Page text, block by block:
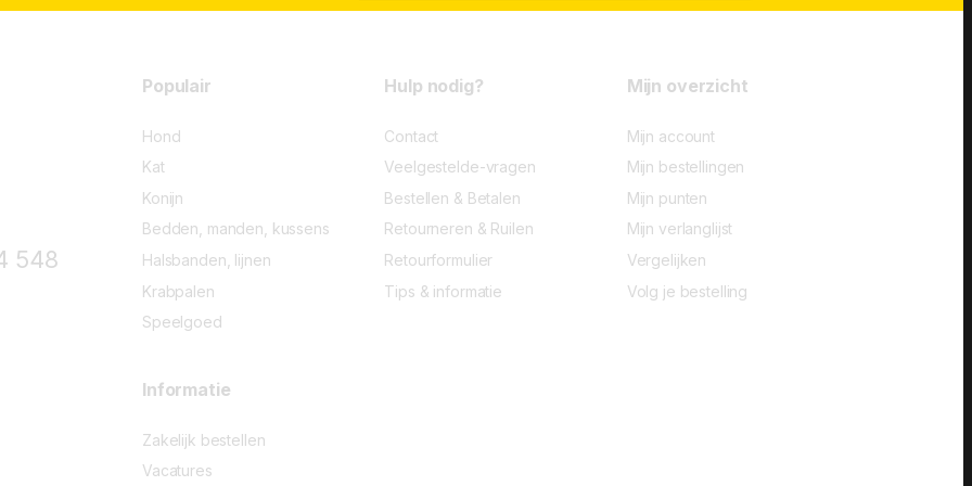
o
548
Populair
Hond
Kat
Konijn
Bedden, manden, kussens
Halsbanden, lijnen
Krabpalen
Speelgoed
Hulp nodig?
Contact
Veelgestelde-vragen
Bestellen & Betalen
Retourneren & Ruilen
Retourformulier
Tips & informatie
Mijn overzicht
Mijn account
Mijn bestellingen
Mijn punten
Mijn verlanglijst
Vergelijken
Volg je bestelling
Informatie
Zakelijk bestellen
Vacatures